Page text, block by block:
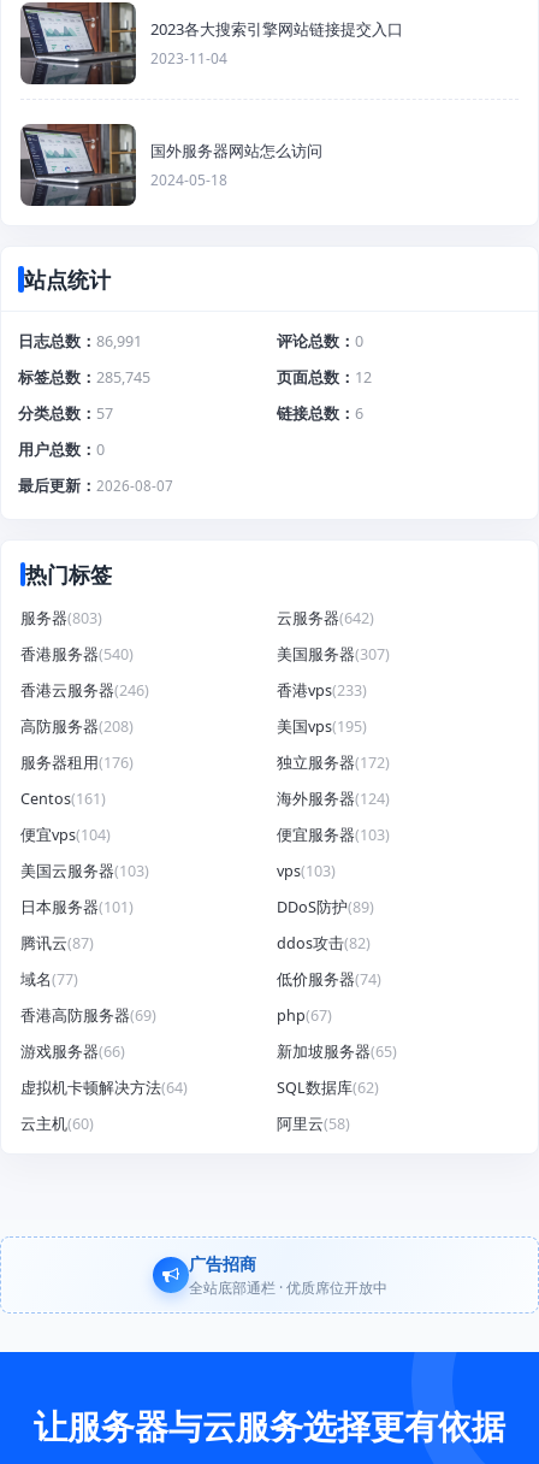
2023各大搜索引擎网站链接提交入口
2023-11-04
国外服务器网站怎么访问
2024-05-18
站点统计
日志总数 86,991 评论总数
0
标签总数
285,745 页面总数
12
分类总数
57 链接总数
6
用户总数
0
最后更新
2026-08-07
热门标签
服务器(803) 云服务器(642)
香港服务器(540) 美国服务器(307)
香港云服务器(246) 香港vps(233)
高防服务器(208) 美国vps(195)
服务器租用(176) 独立服务器(172)
Centos(161) 海外服务器(124)
便宜vps(104) 便宜服务器(103)
美国云服务器(103) vps(103)
日本服务器(101) DDoS防护(89)
腾讯云(87) ddos攻击(82)
域名(77) 低价服务器(74)
香港高防服务器(69) php(67)
游戏服务器(66) 新加坡服务器(65)
虚拟机卡顿解决方法(64) SQL数据库(62)
云主机(60) 阿里云(58)
广告招商
全站底部通栏 · 优质席位开放中
让服务器与云服务选择更有依据